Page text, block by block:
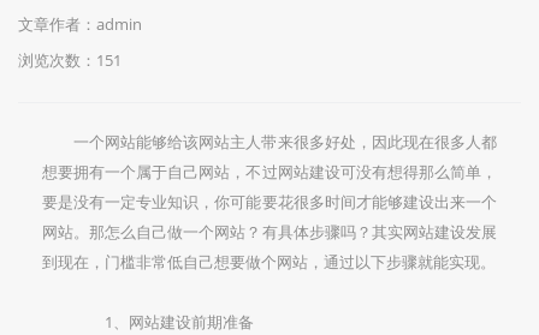
文章作者：admin
浏览次数： 151
一个网站能够给该网站主人带来很多好处，因此现在很多人都
想要拥有一个属于自己网站，不过网站建设可没有想得那么简单，
要是没有一定专业知识，你可能要花很多时间才能够建设出来一个
网站。那怎么自己做一个网站？有具体步骤吗？其实网站建设发展
到现在，门槛非常低自己想要做个网站，通过以下步骤就能实现。
1、网站建设前期准备